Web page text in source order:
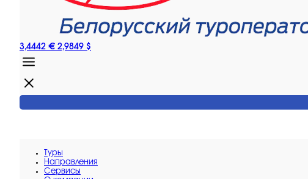
3,4442 € 2,9849 $
Туры
Направления
Сервисы